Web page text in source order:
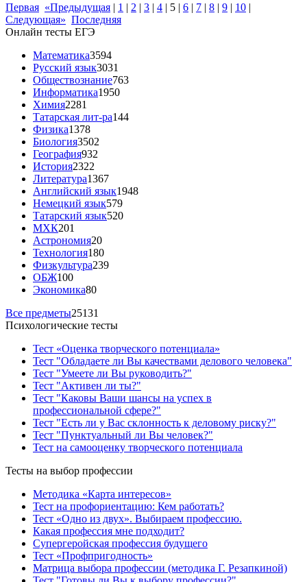
Первая «Предыдущая | 1 | 2 | 3 | 4 | 5 | 6 | 7 | 8 | 9 | 10 |
Следующая» Последняя
Онлайн тесты ЕГЭ
Математика3594
Русский язык3031
Обществознание763
Информатика1950
Химия2281
Татарская лит-ра144
Физика1378
Биология3502
География932
История2322
Литература1367
Английский язык1948
Немецкий язык579
Татарский язык520
МХК201
Астрономия20
Технология180
Физкультура239
ОБЖ100
Экономика80
Все предметы25131
Психологические тесты
Тест «Оценка творческого потенциала»
Тест "Обладаете ли Вы качествами делового человека"
Тест "Умеете ли Вы руководить?"
Тест "Активен ли ты?"
Тест "Каковы Ваши шансы на успех в
профессиональной сфере?"
Тест "Есть ли у Вас склонность к деловому риску?"
Тест "Пунктуальный ли Вы человек?"
Тест на самооценку творческого потенциала
Тесты на выбор профессии
Методика «Карта интересов»
Тест на профориентацию: Кем работать?
Тест «Одно из двух». Выбираем профессию.
Какая профессия мне подходит?
Супергеройская профессия будущего
Тест «Профпригодность»
Матрица выбора профессии (методика Г. Резапкиной)